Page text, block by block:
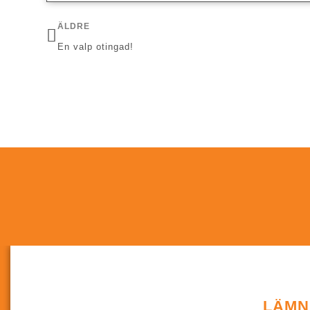
ÄLDRE
En valp otingad!